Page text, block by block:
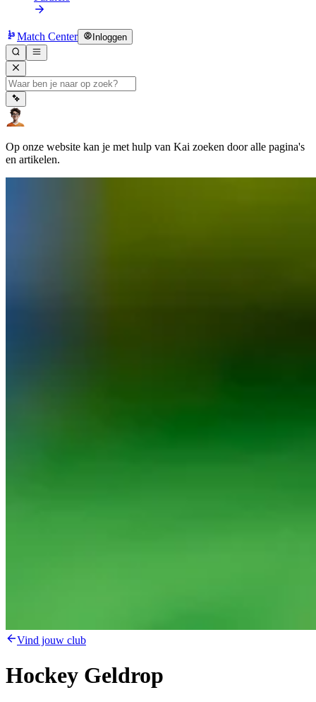
Match Center Inloggen
Op onze website kan je met hulp van Kai zoeken door alle pagina's
en artikelen.
Vind jouw club
Hockey Geldrop